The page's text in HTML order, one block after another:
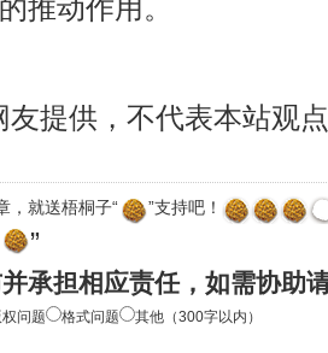
推动作用。
友提供，不代表本站观点
，就送梧桐子“ ”支持吧！
”
承担相应责任，如需协助
权问题 格式问题 其他（300字以内）